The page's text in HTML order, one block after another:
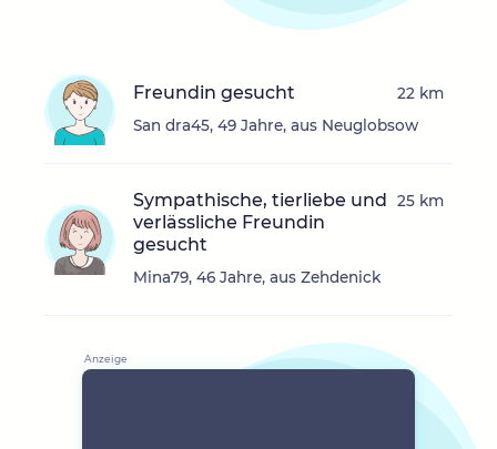
Freundin gesucht
San dra45, 49 Jahre, aus Neuglobsow
22 km
Sympathische, tierliebe und
verlässliche Freundin
gesucht
Mina79, 46 Jahre, aus Zehdenick
25 km